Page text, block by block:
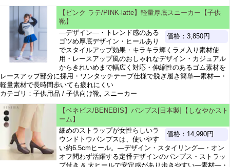
【ピンク ラテ/PINK-latte】軽量厚底スニーカー【子供
靴】
価格：3,850円
―デザイン―・トレンド感のある
ゴツめ厚底デザイン・ヒールあり
でスタイルアップ効果・キラキラ輝くラメ入り素材使
用・レースアップ風のおしゃれなデザイン・カジュアル
からきれいめまで幅広く対応・伸縮性のあるゴム素材を
レースアップ部分に採用・ワンタッチテープ仕様で脱ぎ履き簡単―素材―・
軽量素材で長時間歩いても疲れにくい
カテゴリ：子供用品 / 子供向け靴, スニーカー
【ベネビス/BENEBIS】パンプス[日本製]【しなやかスト
ーム】
価格：14,990円
細めのストラップが女性らしいラ
ウンドトウパンプスは、使いやす
い約6.5cmヒール。―デザイン・スタイリング―・オン
オフ問わず活躍する定番デザインのパンプス・ストラッ
プ付き & 太ヒールで安定感があり歩きやすい―素材―・